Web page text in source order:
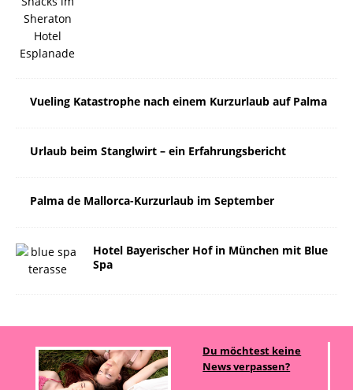
Vueling Katastrophe nach einem Kurzurlaub auf Palma
Urlaub beim Stanglwirt – ein Erfahrungsbericht
Palma de Mallorca-Kurzurlaub im September
Hotel Bayerischer Hof in München mit Blue
Spa
Du möchtest keine
News verpassen?